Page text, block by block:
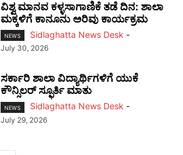
ವಿಶ್ವ ಮಾನವ ಕಳ್ಳಸಾಗಾಣಿಕೆ ತಡೆ ದಿನ: ಶಾಲಾ
ಮಕ್ಕಳಿಗೆ ಕಾನೂನು ಅರಿವು ಕಾರ್ಯಕ್ರಮ
NEWS Sidlaghatta News Desk -
July 30, 2026
ಸರ್ಕಾರಿ ಶಾಲಾ ವಿದ್ಯಾರ್ಥಿಗಳಿಗೆ ಯುಕೆ
ಕೌನ್ಸಿಲರ್ ಸ್ಫೂರ್ತಿ ಮಾತು
NEWS Sidlaghatta News Desk -
July 29, 2026